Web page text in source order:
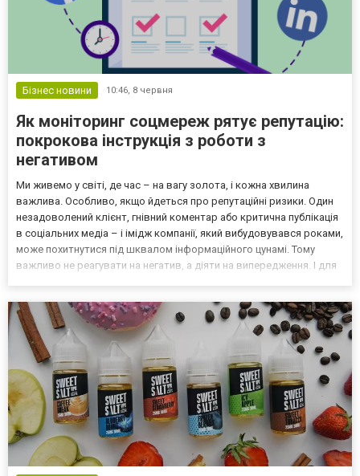
Бізнес новини 10:46, 8 червня
Як моніторинг соцмереж рятує репутацію:
покрокова інструкція з роботи з
негативом
Ми живемо у світі, де час – на вагу золота, і кожна хвилина
важлива. Особливо, якщо йдеться про репутаційні ризики. Один
незадоволений клієнт, гнівний коментар або критична публікація
в соціальних медіа – і імідж компанії, який вибудовувався роками,
може похитнутися під шквалом інформаційного цунамі. Тому
важливо не реагувати на негатив, а діяти на випередження. І для